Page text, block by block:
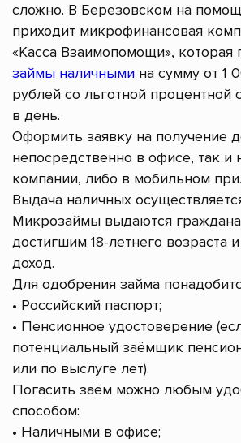
сложно. В Березовском на
приходит микрофинансовая
«Касса Взаимопомощи», которая
займы наличными на сумму от 1
рублей со льготной процентной
в день.
Оформить заявку на получение
непосредственно в офисе, так и
компании, либо в мобильном
Выдача наличных
Микрозаймы выдаются
достигшим 18-летнего
доход.
Для одобрения займа
• Российский паспорт;
• Пенсионное удостоверение
потенциальный заёмщик
или по выслуге лет).
Погасить заём можно любым
способом:
• Наличными в офисе;